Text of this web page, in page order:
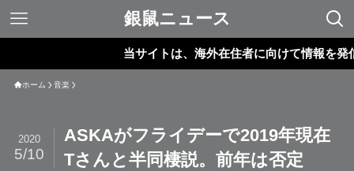
銀鼠ニュース
当サイトは、海外在住者に向けて情報を発信して
ホーム 音楽
ASKAがフライデーで2019年現在
Tさんと半同棲説。前年は否定
2020
5/10